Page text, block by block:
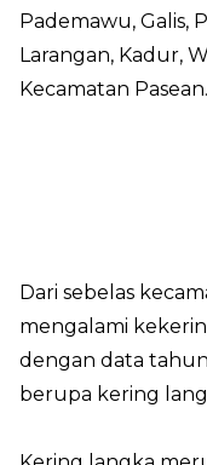
Pademawu, Galis,
Larangan, Kadur,
Kecamatan Pasean.
Dari sebelas
mengalami
dengan data
berupa kering